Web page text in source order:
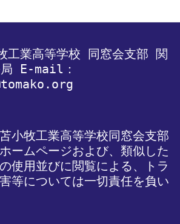
工業高等学校 同窓会支部 関
E-mail：
小牧工業高等学校同窓会支部
ームページおよび、類似した
使用並びに閲覧による、トラ
等については一切責任を負い